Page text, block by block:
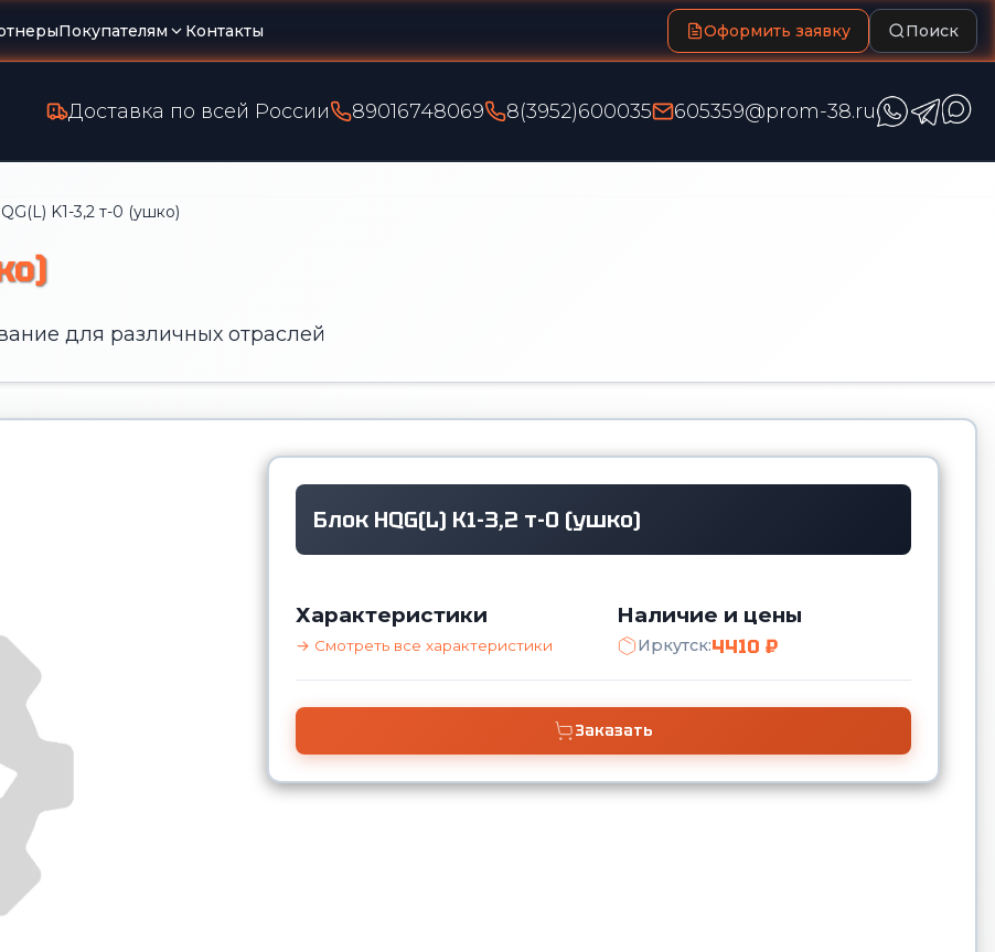
Покупателям Контакты Оформить заявку Поиск
Доставка по всей России 89016748069 8(3952)600035 605359@prom-38.ru
K1-3,2 т-0 (ушко)
для различных отраслей
Блок HQG(L) K1-3,2 т-0 (ушко)
Характеристики
→ Смотреть все характеристики
Наличие и цены
Иркутск:4410 ₽
Заказать